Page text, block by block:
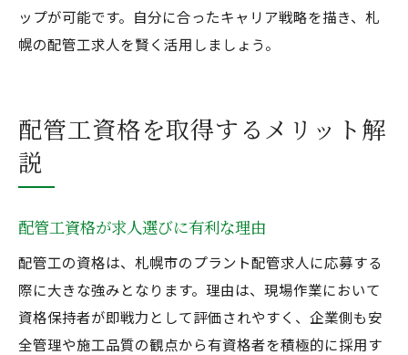
ップが可能です。自分に合ったキャリア戦略を描き、札
幌の配管工求人を賢く活用しましょう。
配管工資格を取得するメリット解
説
配管工資格が求人選びに有利な理由
配管工の資格は、札幌市のプラント配管求人に応募する
際に大きな強みとなります。理由は、現場作業において
資格保持者が即戦力として評価されやすく、企業側も安
全管理や施工品質の観点から有資格者を積極的に採用す